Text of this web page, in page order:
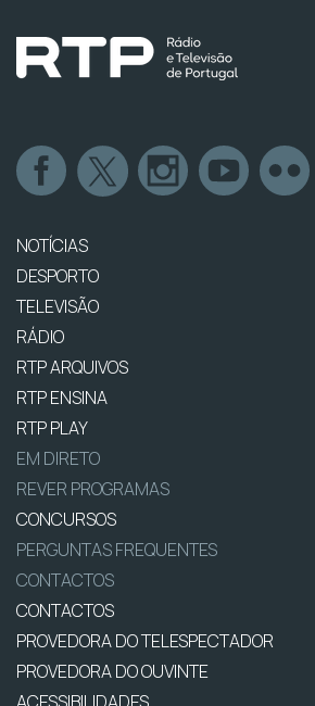
NOTÍCIAS
DESPORTO
TELEVISÃO
RÁDIO
RTP ARQUIVOS
RTP ENSINA
RTP PLAY
EM DIRETO
REVER PROGRAMAS
CONCURSOS
PERGUNTAS FREQUENTES
CONTACTOS
CONTACTOS
PROVEDORA DO TELESPECTADOR
PROVEDORA DO OUVINTE